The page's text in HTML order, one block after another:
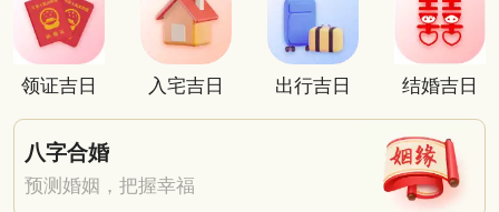
领证吉日 入宅吉日 出行吉日 结婚吉日
八字合婚
预测婚姻，把握幸福